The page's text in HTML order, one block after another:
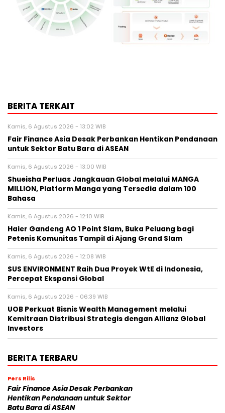
BERITA TERKAIT
Kamis, 6 Agustus 2026 - 13:02 WIB
Fair Finance Asia Desak Perbankan Hentikan Pendanaan
untuk Sektor Batu Bara di ASEAN
Kamis, 6 Agustus 2026 - 13:00 WIB
Shueisha Perluas Jangkauan Global melalui MANGA
MILLION, Platform Manga yang Tersedia dalam 100
Bahasa
Kamis, 6 Agustus 2026 - 12:10 WIB
Haier Gandeng AO 1 Point Slam, Buka Peluang bagi
Petenis Komunitas Tampil di Ajang Grand Slam
Kamis, 6 Agustus 2026 - 12:08 WIB
SUS ENVIRONMENT Raih Dua Proyek WtE di Indonesia,
Percepat Ekspansi Global
Kamis, 6 Agustus 2026 - 06:39 WIB
UOB Perkuat Bisnis Wealth Management melalui
Kemitraan Distribusi Strategis dengan Allianz Global
Investors
BERITA TERBARU
Pers Rilis
Fair Finance Asia Desak Perbankan
Hentikan Pendanaan untuk Sektor
Batu Bara di ASEAN